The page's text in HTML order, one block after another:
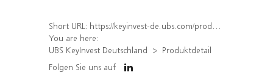
Short URL: https://keyinvest-de.ubs.com/produkt/detail/index/isin/DE000WA7TXD2
You are here:
UBS KeyInvest Deutschland
Produktdetail
Folgen Sie uns auf